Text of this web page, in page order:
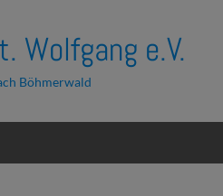
Wolfgang e.V.
Böhmerwald